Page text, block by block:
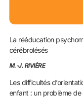
La rééducation
cérébrolésés
M.-J. RIVIÈRE
Les difficultés
enfant : un problème